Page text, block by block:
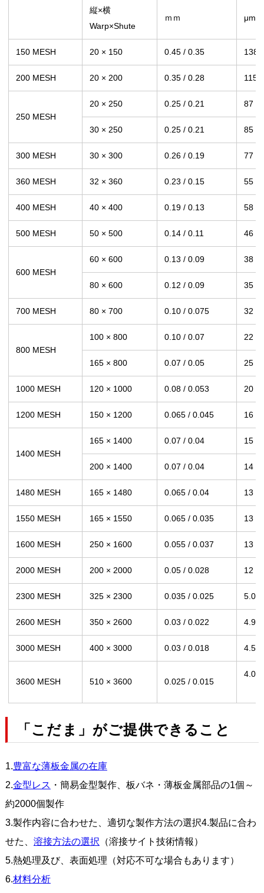
縦×横
Warp×Shute
ｍｍ μm
150 MESH 20 × 150 0.45 / 0.35 138
200 MESH 20 × 200 0.35 / 0.28 115
250 MESH
20 × 250 0.25 / 0.21 87
30 × 250 0.25 / 0.21 85
300 MESH 30 × 300 0.26 / 0.19 77
360 MESH 32 × 360 0.23 / 0.15 55
400 MESH 40 × 400 0.19 / 0.13 58
500 MESH 50 × 500 0.14 / 0.11 46
600 MESH
60 × 600 0.13 / 0.09 38
80 × 600 0.12 / 0.09 35
700 MESH 80 × 700 0.10 / 0.075 32
800 MESH
100 × 800 0.10 / 0.07 22
165 × 800 0.07 / 0.05 25
1000 MESH 120 × 1000 0.08 / 0.053 20
1200 MESH 150 × 1200 0.065 / 0.045 16
1400 MESH
165 × 1400 0.07 / 0.04 15
200 × 1400 0.07 / 0.04 14
1480 MESH 165 × 1480 0.065 / 0.04 13
1550 MESH 165 × 1550 0.065 / 0.035 13
1600 MESH 250 × 1600 0.055 / 0.037 13
2000 MESH 200 × 2000 0.05 / 0.028 12
2300 MESH 325 × 2300 0.035 / 0.025 5.0
2600 MESH 350 × 2600 0.03 / 0.022 4.9
3000 MESH 400 × 3000 0.03 / 0.018 4.5
3600 MESH 510 × 3600 0.025 / 0.015
4.0
「こだま」がご提供できること
1.豊富な薄板金属の在庫
2.金型レス ・簡易金型製作、板バネ・薄板金属部品の1個～
約2000個製作
3.製作内容に合わせた、適切な製作方法の選択4.製品に合わ
せた、 溶接方法の選択 （溶接サイト技術情報）
5.熱処理及び、表面処理（対応不可な場合もあります）
6.材料分析